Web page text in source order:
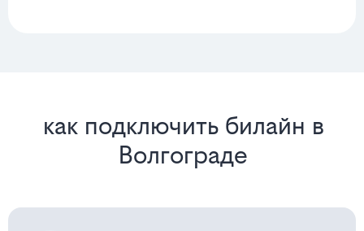
как подключить билайн в
Волгограде